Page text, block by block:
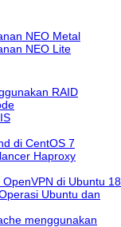
NEO Metal
NEO Lite
RAID
di CentOS 7
Haproxy
di Ubuntu 18
Ubuntu dan
menggunakan